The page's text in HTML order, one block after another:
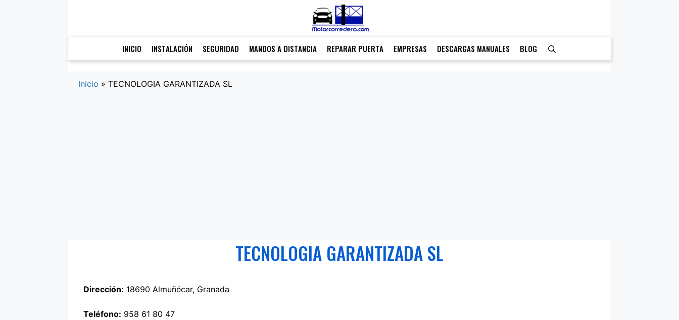
INICIO INSTALACIÓN SEGURIDAD MANDOS A DISTANCIA REPARAR PUERTA EMPRESAS DESCARGAS MANUALES BLOG
Inicio » TECNOLOGIA GARANTIZADA SL
TECNOLOGIA GARANTIZADA SL
Dirección: 18690 Almuñécar, Granada
Teléfono: 958 61 80 47